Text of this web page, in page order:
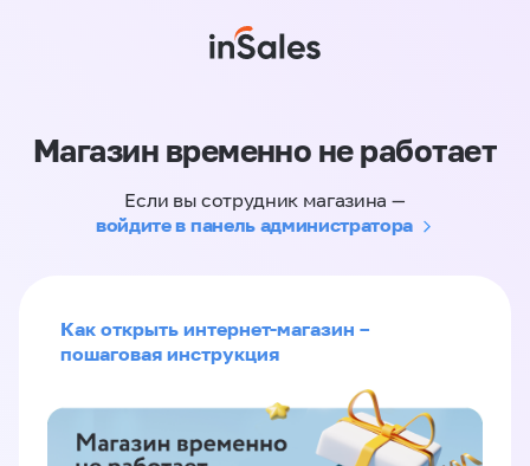
Магазин временно не работает
Если вы сотрудник магазина —
войдите в панель администратора
Как открыть интернет-магазин –
пошаговая инструкция